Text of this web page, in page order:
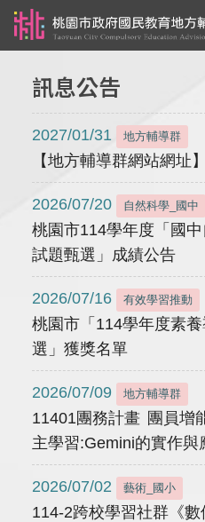
訊息公告
2027/01/31 地方輔導群
【地方輔導群網站網址】
2026/07/20 自然科學_國中
桃園市114學年度「國
試題甄選」成績公告
2026/07/16 有效學習推動
桃園市「114學年度素
選」獲獎名單
2026/07/09 地方輔導群
11401團務計畫 團員增
主學習:Gemini的實作與
2026/07/02 藝術_國小
114-2跨校學習社群《數